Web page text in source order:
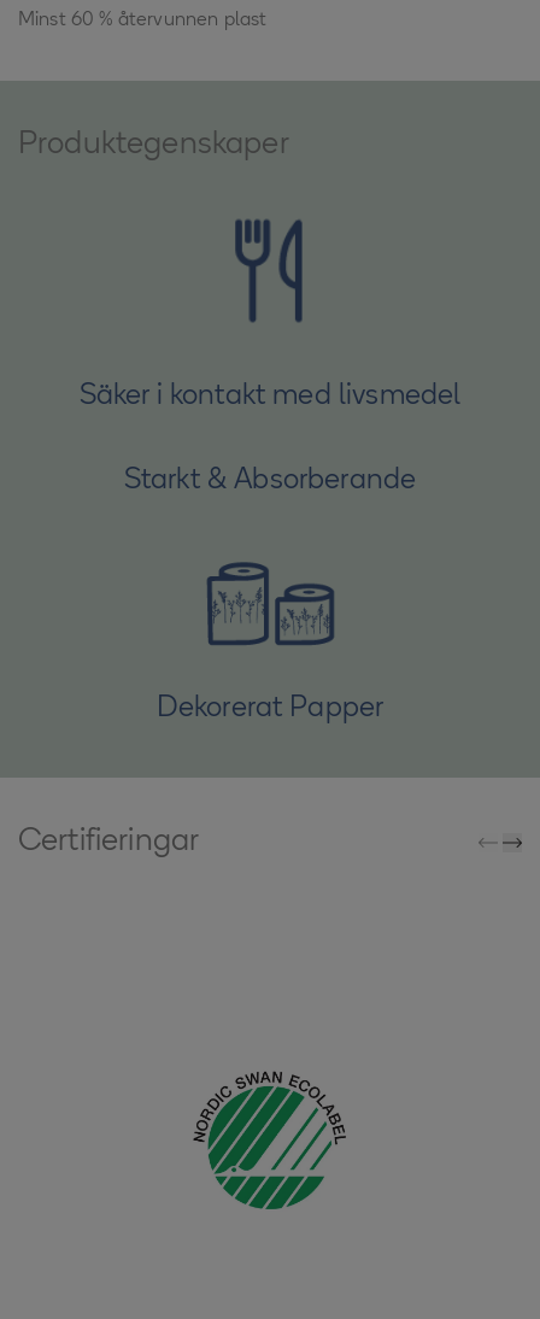
Minst 60 % återvunnen plast
Produktegenskaper
Säker i kontakt med livsmedel
Starkt & Absorberande
Dekorerat Papper
Certifieringar